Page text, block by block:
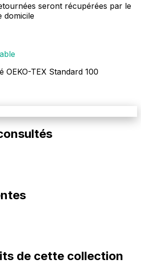
seront récupérées par le
domicile
OEKO-TEX Standard 100
de cette collection